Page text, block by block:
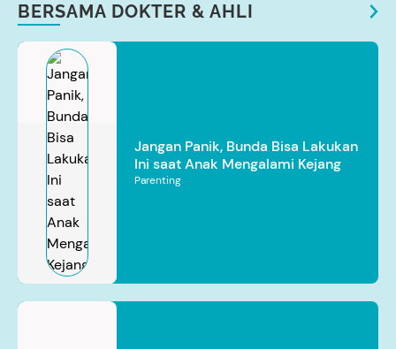
BERSAMA DOKTER & AHLI
Jangan Panik, Bunda Bisa Lakukan
Ini saat Anak Mengalami Kejang
Parenting